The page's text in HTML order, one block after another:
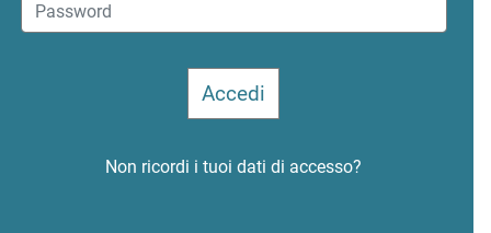
Non ricordi i tuoi dati di accesso?